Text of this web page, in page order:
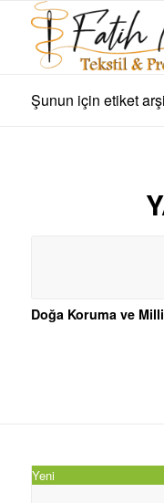
Şunun için etiket
Doğa Koruma ve
Yeni